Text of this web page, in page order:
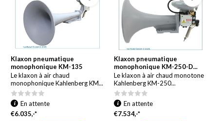
Klaxon pneumatique
monophonique KM-135
Le klaxon à air chaud
monophonique Kahlenberg KM...
En attente
€6.035,-*
Klaxon pneumatique
monophonique KM-250-D...
Le klaxon à air chaud monotone
Kahlenberg KM-250...
En attente
€7.534,-*